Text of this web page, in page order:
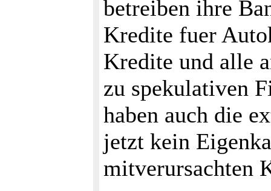
betreiben ihre
Kredite fuer
Kredite und alle
zu spekulativen
haben auch die
jetzt kein
mitverursachten